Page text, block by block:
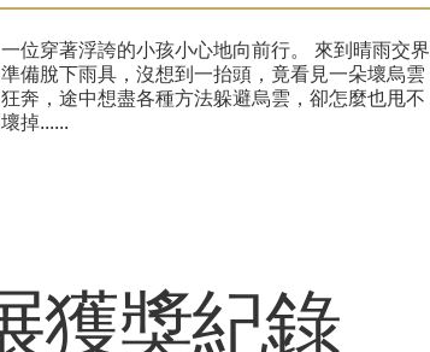
位穿著浮誇的小孩小心地向前行。 來到晴雨交界
備脫下雨具，沒想到一抬頭，竟看見一朵壞烏雲
奔，途中想盡各種方法躲避烏雲，卻怎麼也甩不
掉......
獲獎紀錄